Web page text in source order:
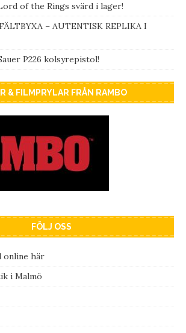
of the Rings svärd i lager!
– AUTENTISK REPLIKA I
P226 kolsyrepistol!
& FILMPRYLAR FRÅN RAMBO
FÖLJ OSS
online här
i Malmö